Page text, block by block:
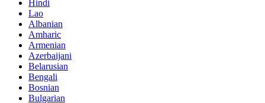
Hindi
Lao
Albanian
Amharic
Armenian
Azerbaijani
Belarusian
Bengali
Bosnian
Bulgarian